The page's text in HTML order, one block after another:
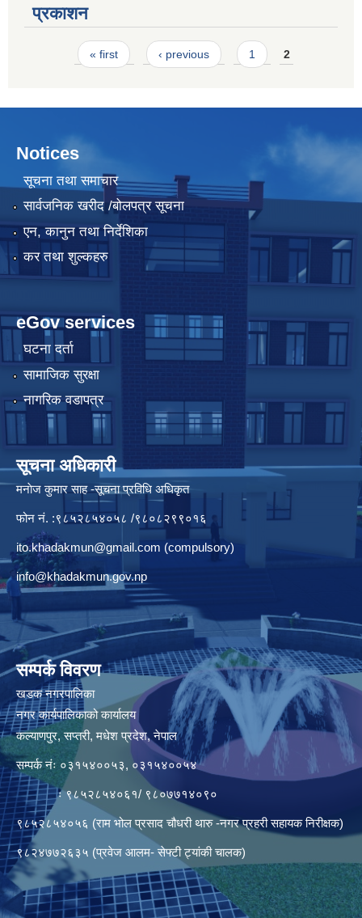
प्रकाशन
Pages« first ‹ previous 1 2
Notices
सूचना तथा समाचार
सार्वजनिक खरीद /बोलपत्र सूचना
एन, कानुन तथा निर्देशिका
कर तथा शुल्कहरु
eGov services
घटना दर्ता
सामाजिक सुरक्षा
नागरिक वडापत्र
सूचना अधिकारी
मनाेज कुमार साह -सूचना प्रविधि अधिकृत
फोन नं. :९८५२८५४०५८ /९८०८२९९०१६
ito.khadakmun@gmail.com (compulsory)
info@khadakmun.gov.np
सम्पर्क विवरण
खडक नगरपालिका
नगर कार्यपालिकाको कार्यालय
कल्याणपुर, सप्तरी, मधेश प्रदेश, नेपाल
सम्पर्क नंः ०३१५४००५३, ०३१५४००५४
ः ९८५२८५४०६१/ ९८०७७१४०९०
९८५२८५४०५६ (राम भोल प्रसाद चौधरी थारु -नगर प्रहरी सहायक निरीक्षक)
९८२४७७२६३५ (प्रवेज आलम- सेफ्टी ट्यांकी चालक)